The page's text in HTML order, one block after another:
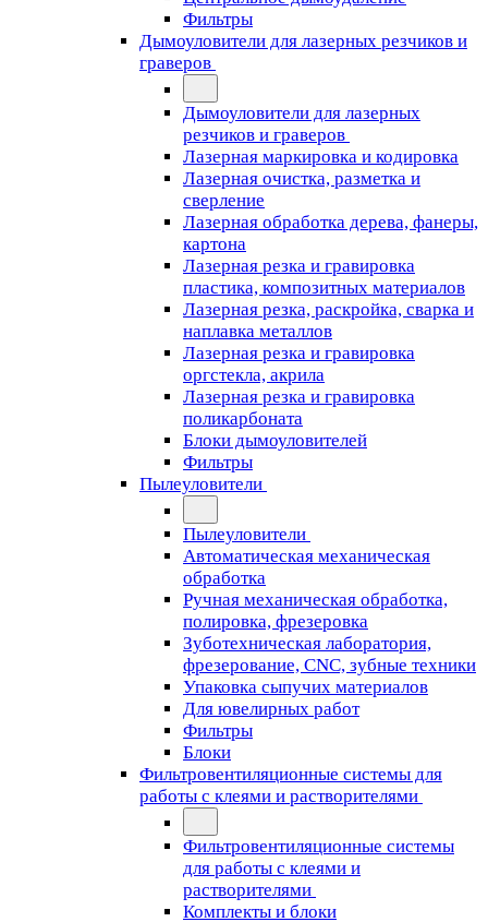
Фильтры
Дымоуловители для лазерных резчиков и
граверов
Дымоуловители для лазерных
резчиков и граверов
Лазерная маркировка и кодировка
Лазерная очистка, разметка и
сверление
Лазерная обработка дерева, фанеры,
картона
Лазерная резка и гравировка
пластика, композитных материалов
Лазерная резка, раскройка, сварка и
наплавка металлов
Лазерная резка и гравировка
оргстекла, акрила
Лазерная резка и гравировка
поликарбоната
Блоки дымоуловителей
Фильтры
Пылеуловители
Пылеуловители
Автоматическая механическая
обработка
Ручная механическая обработка,
полировка, фрезеровка
Зуботехническая лаборатория,
фрезерование, CNC, зубные техники
Упаковка сыпучих материалов
Для ювелирных работ
Фильтры
Блоки
Фильтровентиляционные системы для
работы с клеями и растворителями
Фильтровентиляционные системы
для работы с клеями и
растворителями
Комплекты и блоки